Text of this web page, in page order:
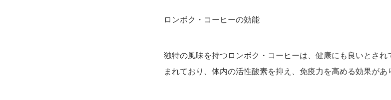
ロンボク・コーヒーの効能
独特の風味を持つロンボク・コーヒーは、健康にも良いとさ
まれており、体内の活性酸素を抑え、免疫力を高める効果があ